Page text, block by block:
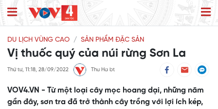
DU LỊCH VÙNG CAO SẢN PHẨM ĐẶC SẢN
Vị thuốc quý của núi rừng Sơn La
Thứ tư, 11:18, 28/09/2022 Thu Ha bt
VOV4.VN - Từ một loại cây mọc hoang dại, những năm
gần đây, sơn tra đã trở thành cây trồng với lợi ích kép,